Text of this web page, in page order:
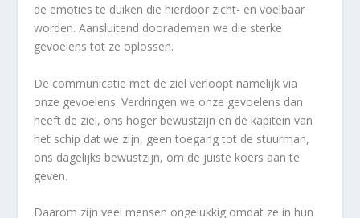
de emoties te duiken die hierdoor zicht- en voelbaar
worden. Aansluitend doorademen we die sterke
gevoelens tot ze oplossen.
De communicatie met de ziel verloopt namelijk via
onze gevoelens. Verdringen we onze gevoelens dan
heeft de ziel, ons hoger bewustzijn en de kapitein van
het schip dat we zijn, geen toegang tot de stuurman,
ons dagelijks bewustzijn, om de juiste koers aan te
geven.
Daarom zijn veel mensen ongelukkig omdat ze in hun